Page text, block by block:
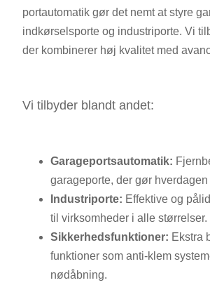
portautomatik gør det nemt at styre
indkørselsporte og industriporte. Vi
der kombinerer høj kvalitet med
Vi tilbyder blandt andet:
Garageportsautomatik:
garageporte, der gør
Industriporte: Effektive og
til virksomheder i alle størrelser.
Sikkerhedsfunktioner: Ekstra
funktioner som anti-klem
nødåbning.